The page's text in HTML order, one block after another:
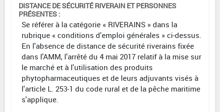
DISTANCE DE SÉCURITÉ RIVERAIN ET PERSONNES
PRÉSENTES :
Se référer à la catégorie « RIVERAINS » dans la
rubrique « conditions d'emploi générales » ci-dessus.
En l'absence de distance de sécurité riverains fixée
dans l'AMM, l'arrêté du 4 mai 2017 relatif à la mise sur
le marché et à l'utilisation des produits
phytopharmaceutiques et de leurs adjuvants visés à
l'article L. 253-1 du code rural et de la pêche maritime
s'applique.